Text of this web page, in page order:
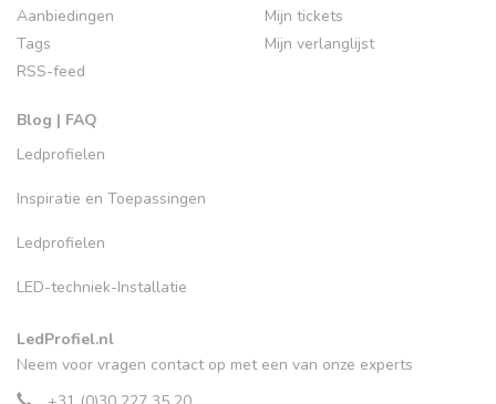
Aanbiedingen
Tags
RSS-feed
Blog | FAQ
Ledprofielen
Inspiratie en Toepassingen
Ledprofielen
LED-techniek-Installatie
Mijn tickets
Mijn verlanglijst
LedProfiel.nl
Neem voor vragen contact op met een van onze experts